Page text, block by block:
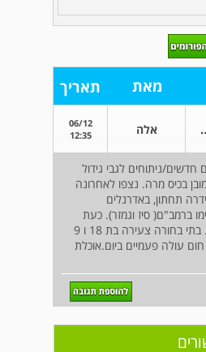
מאת תאריך
גרורתית אלה
06/12
12:35
חדשים/ניתוחים לגבי גידול
בכיס מרה. נצפו לאחרונה
שידרה תחתון, באדרנלים
טיפולי כימו ברמב"ם( סיז וגמזר). כעת
הופנתה לאישפוז ביתי. בתי בחורה צעירה בת 18 ו 9
עולה פעמיים ביום.אוכלת